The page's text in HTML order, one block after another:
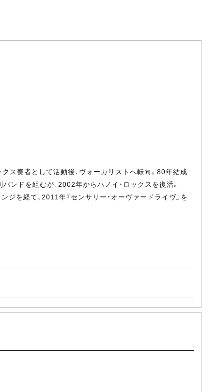
ス奏者として活動後、ヴォーカリストへ転向。80年結成
ンドを組むが、2002年からハノイ・ロックスを復活。
を経て、2011年『センサリー・オーヴァードライヴ』を